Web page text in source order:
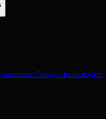
Código deontológico